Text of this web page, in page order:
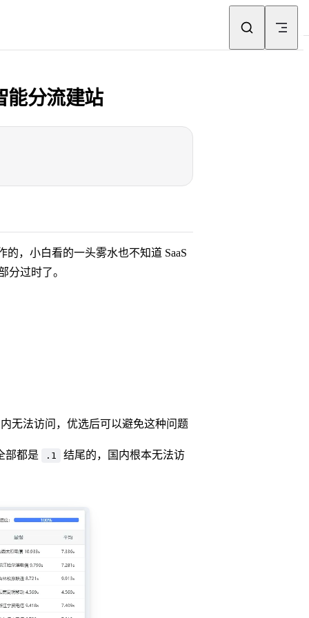
能分流建站
，小白看的一头雾水也不知道 SaaS
分过时了。
无法访问，优选后可以避免这种问题
部都是 .1 结尾的，国内根本无法访